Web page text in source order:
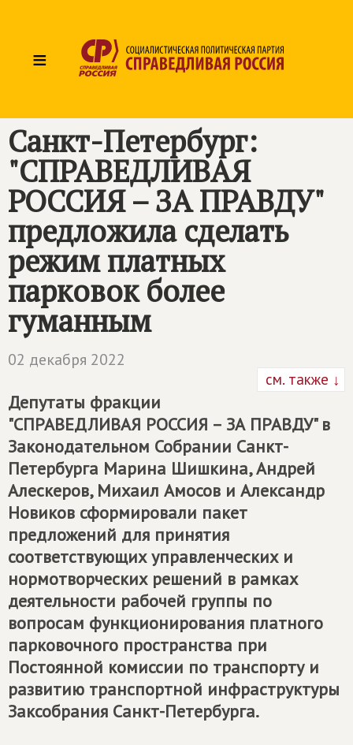
≡
Санкт-Петербург:
"СПРАВЕДЛИВАЯ
РОССИЯ – ЗА ПРАВДУ"
предложила сделать
режим платных
парковок более
гуманным
02 декабря 2022
см. также ↓
Депутаты фракции
"СПРАВЕДЛИВАЯ РОССИЯ – ЗА ПРАВДУ" в
Законодательном Собрании Санкт-
Петербурга Марина Шишкина, Андрей
Алескеров, Михаил Амосов и Александр
Новиков сформировали пакет
предложений для принятия
соответствующих управленческих и
нормотворческих решений в рамках
деятельности рабочей группы по
вопросам функционирования платного
парковочного пространства при
Постоянной комиссии по транспорту и
развитию транспортной инфраструктуры
Заксобрания Санкт-Петербурга.